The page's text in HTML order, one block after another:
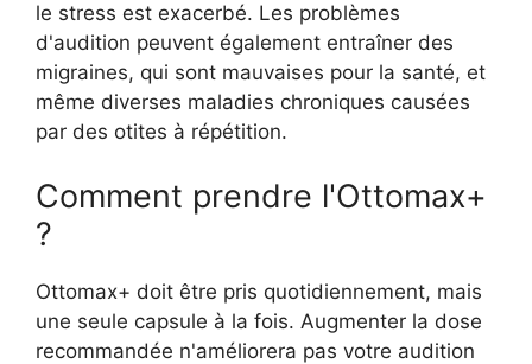
le stress est exacerbé. Les problèmes
d'audition peuvent également entraîner des
migraines, qui sont mauvaises pour la santé, et
même diverses maladies chroniques causées
par des otites à répétition.
Comment prendre l'Ottomax+
?
Ottomax+ doit être pris quotidiennement, mais
une seule capsule à la fois. Augmenter la dose
recommandée n'améliorera pas votre audition